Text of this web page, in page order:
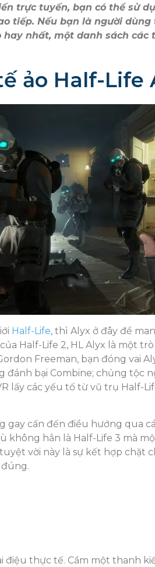
trực tuyến, bạn có thể sử
tiếp. Nếu bạn là người
nhất, một danh sách các
ảo Half-Life
Half-Life, thì Alyx ở đây để
Half-Life 2, HL Alyx là một
Freeman, bạn đóng vai
đánh bại Combine; chủng tộc
lấy các yếu tố từ vũ trụ Half-
gay cấn đến điều hướng qua
không hẳn là Half-Life 3 mà
vời này là sự kết hợp chặt
điệu thực tế. Cầm một thanh